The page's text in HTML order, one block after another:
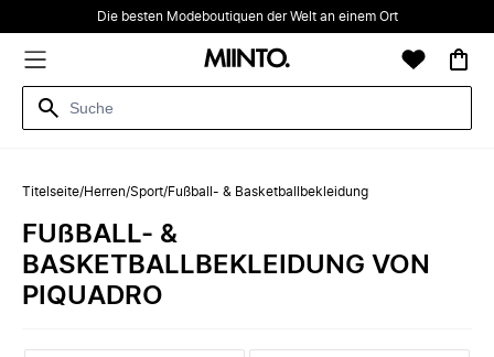
Die besten Modeboutiquen der Welt an einem Ort
Titelseite/Herren/Sport/Fußball- & Basketballbekleidung
FUßBALL- &
BASKETBALLBEKLEIDUNG VON
PIQUADRO